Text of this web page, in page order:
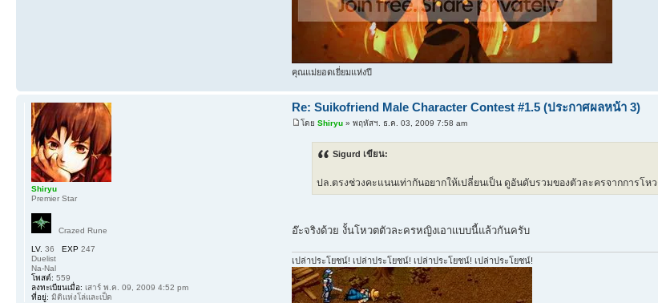
คุณแม่ยอดเยี่ยมแห่งปี
Re: Suikofriend Male Character Contest #1.5 (ประกาศผลหน้า 3)
โดย Shiryu» พฤหัสฯ. ธ.ค. 03, 2009 7:58 am
Sigurd เขียน:
ปล.ตรงช่วงคะแนนเท่ากันอยากให้เปลี่ยนเป็น ดูอันดับรวมของตัวละครจากการโ
อ๊ะจริงด้วย งั้นโหวตตัวละครหญิงเอาแบบนี้แล้วกันครับ
เปล่าประโยชน์! เปล่าประโยชน์! เปล่าประโยชน์! เปล่าประโยชน์!
Shiryu
Premier Star
Crazed Rune
LV. 36 EXP 247
Duelist
Na-Nal
โพสต์: 559
ลงทะเบียนเมื่อ: เสาร์ พ.ค. 09, 2009 4:52 pm
ที่อยู่: มิติแห่งโล่และเป็ด